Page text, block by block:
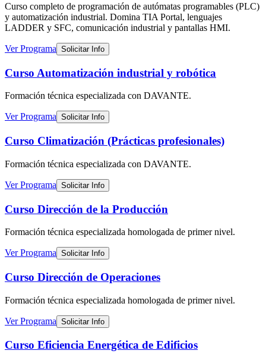
Curso completo de programación de autómatas programables (PLC)
y automatización industrial. Domina TIA Portal, lenguajes
LADDER y SFC, comunicación industrial y pantallas HMI.
Ver Programa Solicitar Info
Curso Automatización industrial y robótica
Formación técnica especializada con DAVANTE.
Ver Programa Solicitar Info
Curso Climatización (Prácticas profesionales)
Formación técnica especializada con DAVANTE.
Ver Programa Solicitar Info
Curso Dirección de la Producción
Formación técnica especializada homologada de primer nivel.
Ver Programa Solicitar Info
Curso Dirección de Operaciones
Formación técnica especializada homologada de primer nivel.
Ver Programa Solicitar Info
Curso Eficiencia Energética de Edificios